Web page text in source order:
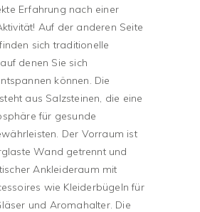
Erfahrung nach einer
Auf der anderen Seite
sich traditionelle
denen Sie sich
können. Die
aus Salzsteinen, die eine
für gesunde
Der Vorraum ist
Wand getrennt und
Ankleideraum mit
wie Kleiderbügeln für
und Aromahalter. Die